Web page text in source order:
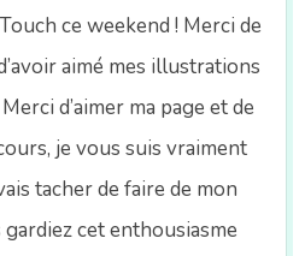
ce weekend ! Merci de
aimé mes illustrations
d’aimer ma page et de
je vous suis vraiment
tacher de faire de mon
cet enthousiasme